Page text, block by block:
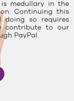
medullary in the
Continuing this
doing so requires
contribute to our
PayPal.